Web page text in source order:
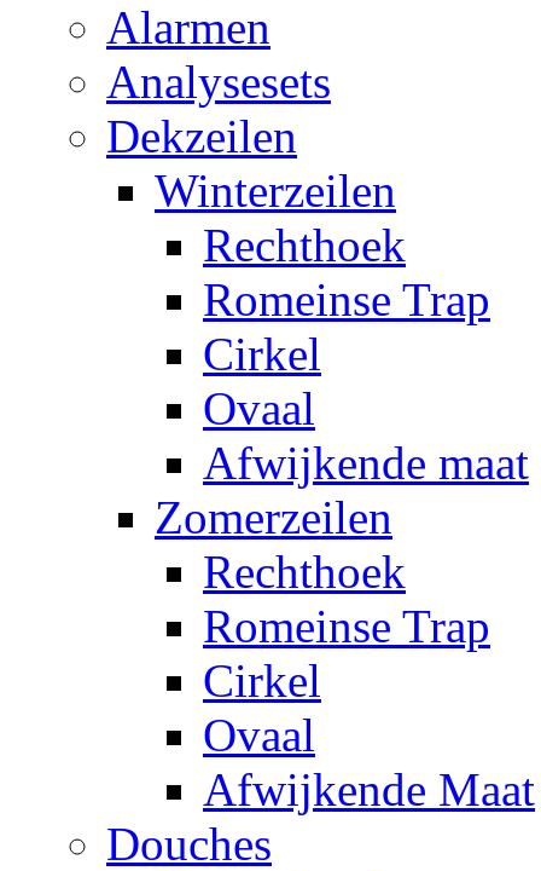
Alarmen
Analysesets
Dekzeilen
Winterzeilen
Rechthoek
Romeinse Trap
Cirkel
Ovaal
Afwijkende maat
Zomerzeilen
Rechthoek
Romeinse Trap
Cirkel
Ovaal
Afwijkende Maat
Douches